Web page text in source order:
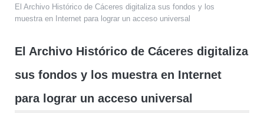
El Archivo Histórico de Cáceres digitaliza sus fondos y los
muestra en Internet para lograr un acceso universal
El Archivo Histórico de Cáceres digitaliza
sus fondos y los muestra en Internet
para lograr un acceso universal